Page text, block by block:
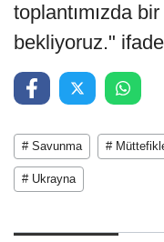
toplantımızda
bekliyoruz."
# Savunma #
# Ukrayna